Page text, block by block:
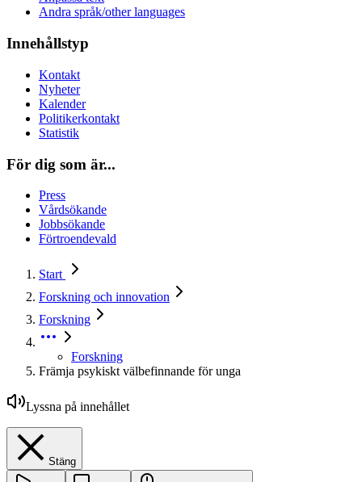
Andra språk/other languages
Innehållstyp
Kontakt
Nyheter
Kalender
Politikerkontakt
Statistik
För dig som är...
Press
Vårdsökande
Jobbsökande
Förtroendevald
Start
Forskning och innovation
Forskning
Forskning
Främja psykiskt välbefinnande för unga
Lyssna på innehållet
Stäng